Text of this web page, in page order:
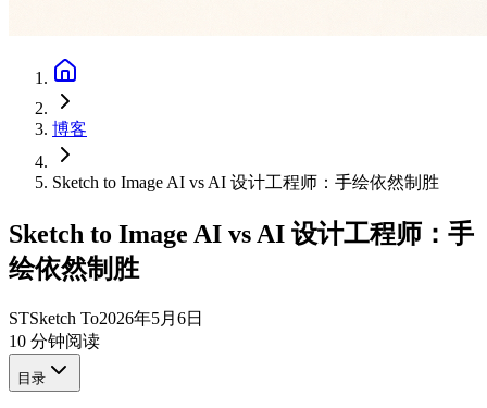
博客
Sketch to Image AI vs AI 设计工程师：手绘依然制胜
Sketch to Image AI vs AI 设计工程师：手
绘依然制胜
STSketch To2026年5月6日
10 分钟阅读
目录